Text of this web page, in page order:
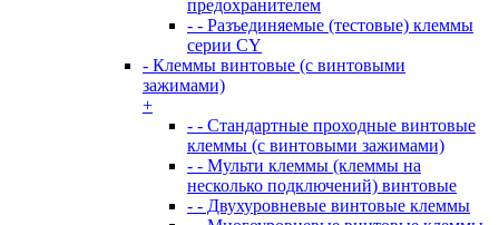
предохранителем
- - Разъединяемые (тестовые) клеммы
серии CY
- Клеммы винтовые (с винтовыми
зажимами)
+
- - Стандартные проходные винтовые
клеммы (с винтовыми зажимами)
- - Мульти клеммы (клеммы на
несколько подключений) винтовые
- - Двухуровневые винтовые клеммы